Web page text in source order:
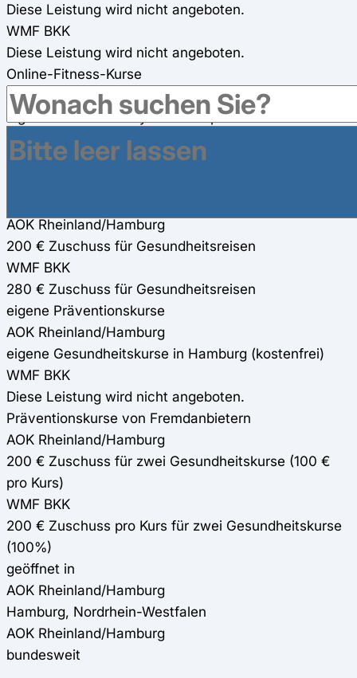
Diese Leistung wird nicht angeboten.
WMF BKK
Diese Leistung wird nicht angeboten.
Online-Fitness-Kurse
AOK Rheinland/Hamburg
digitale Kurse über CyberConcept GmbH und Oviva
AG
WMF BKK
AOK Rheinland/Hamburg
200 € Zuschuss für Gesundheitsreisen
WMF BKK
280 € Zuschuss für Gesundheitsreisen
eigene Präventionskurse
AOK Rheinland/Hamburg
eigene Gesundheitskurse in Hamburg (kostenfrei)
WMF BKK
Diese Leistung wird nicht angeboten.
Präventionskurse von Fremdanbietern
AOK Rheinland/Hamburg
200 € Zuschuss für zwei Gesundheitskurse (100 €
pro Kurs)
WMF BKK
200 € Zuschuss pro Kurs für zwei Gesundheitskurse
(100%)
geöffnet in
AOK Rheinland/Hamburg
Hamburg, Nordrhein-Westfalen
AOK Rheinland/Hamburg
bundesweit